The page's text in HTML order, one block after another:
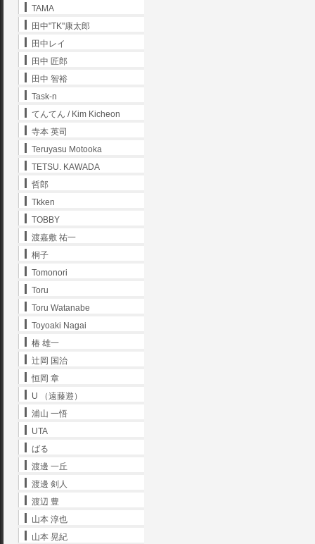
TAMA
田中"TK"康太郎
田中レイ
田中 匠郎
田中 智裕
Task-n
てんてん / Kim Kicheon
寺本 英司
Teruyasu Motooka
TETSU. KAWADA
哲郎
Tkken
TOBBY
渡嘉敷 祐一
桐子
Tomonori
Toru
Toru Watanabe
Toyoaki Nagai
椿 雄一
辻岡 国治
恒岡 章
U （遠藤遊）
浦山 一悟
UTA
ばる
渡邊 一丘
渡邊 剣人
渡辺 豊
山本 淳也
山本 晃紀